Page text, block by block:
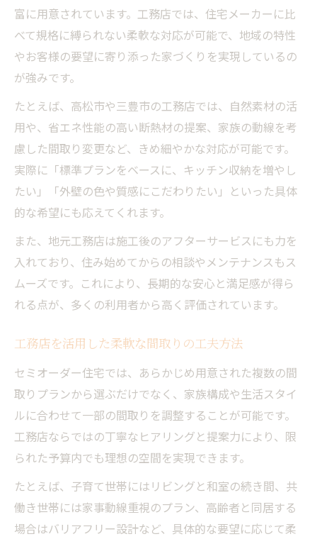
富に用意されています。工務店では、住宅メーカーに比
べて規格に縛られない柔軟な対応が可能で、地域の特性
やお客様の要望に寄り添った家づくりを実現しているの
が強みです。
たとえば、高松市や三豊市の工務店では、自然素材の活
用や、省エネ性能の高い断熱材の提案、家族の動線を考
慮した間取り変更など、きめ細やかな対応が可能です。
実際に「標準プランをベースに、キッチン収納を増やし
たい」「外壁の色や質感にこだわりたい」といった具体
的な希望にも応えてくれます。
また、地元工務店は施工後のアフターサービスにも力を
入れており、住み始めてからの相談やメンテナンスもス
ムーズです。これにより、長期的な安心と満足感が得ら
れる点が、多くの利用者から高く評価されています。
工務店を活用した柔軟な間取りの工夫方法
セミオーダー住宅では、あらかじめ用意された複数の間
取りプランから選ぶだけでなく、家族構成や生活スタイ
ルに合わせて一部の間取りを調整することが可能です。
工務店ならではの丁寧なヒアリングと提案力により、限
られた予算内でも理想の空間を実現できます。
たとえば、子育て世帯にはリビングと和室の続き間、共
働き世帯には家事動線重視のプラン、高齢者と同居する
場合はバリアフリー設計など、具体的な要望に応じて柔